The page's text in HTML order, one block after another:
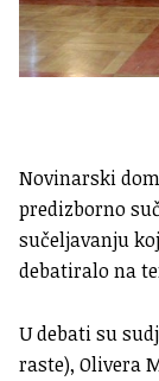
Novinarski
predizborno
sučeljavanju
debatiralo na
U debati su
raste), Olivera